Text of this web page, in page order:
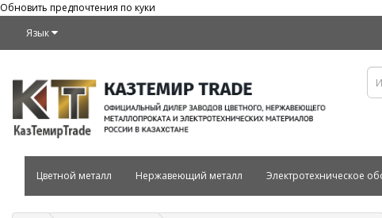
Обновить предпочтения по куки
Язык
Цветной металл Нержавеющий металл Электротехническое